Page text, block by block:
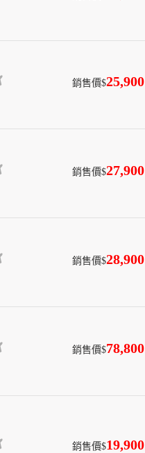
銷售價$25,900
銷售價$27,900
銷售價$28,900
銷售價$78,800
銷售價$19,900